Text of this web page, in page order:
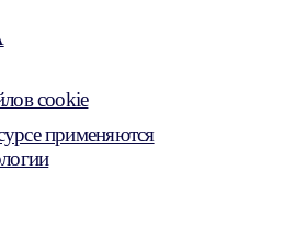
cookie
применяются